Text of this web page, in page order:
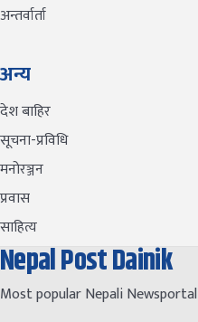
अन्तर्वार्ता
अन्य
देश बाहिर
सूचना-प्रविधि
मनोरञ्जन
प्रवास
साहित्य
Nepal Post Dainik
Most popular Nepali Newsportal